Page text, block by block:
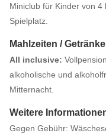
Miniclub für Kinder von 4
Spielplatz.
Mahlzeiten / Getränke
All inclusive:
alkoholische und
Mitternacht.
Weitere
Gegen Gebühr: